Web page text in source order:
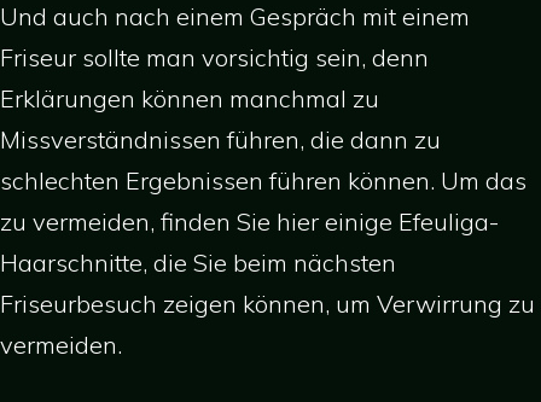
Und auch nach einem Gespräch mit einem
Friseur sollte man vorsichtig sein, denn
Erklärungen können manchmal zu
Missverständnissen führen, die dann zu
schlechten Ergebnissen führen können. Um das
zu vermeiden, finden Sie hier einige Efeuliga-
Haarschnitte, die Sie beim nächsten
Friseurbesuch zeigen können, um Verwirrung zu
vermeiden.